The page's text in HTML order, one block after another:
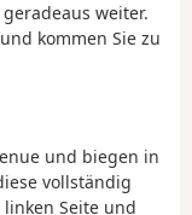
weiter.
kommen Sie zu
und biegen in
vollständig
Seite und